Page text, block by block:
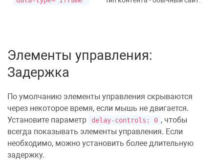
Элементы управления:
Задержка
По умолчанию элементы управления скрываются
через некоторое время, если мышь не двигается.
Установите параметр
delay-controls: 0 , чтобы
всегда показывать элементы управления. Если
необходимо, можно установить более длительную
задержку.